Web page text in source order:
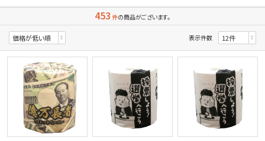
453 件の商品がございます。
表示件数